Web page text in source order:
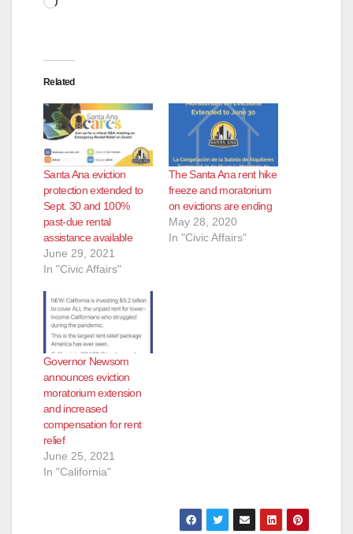
Related
Santa Ana eviction
protection extended to
Sept. 30 and 100%
past-due rental
assistance available
June 29, 2021
In "Civic Affairs"
The Santa Ana rent hike
freeze and moratorium
on evictions are ending
May 28, 2020
In "Civic Affairs"
Governor Newsom
announces eviction
moratorium extension
and increased
compensation for rent
relief
June 25, 2021
In "California"